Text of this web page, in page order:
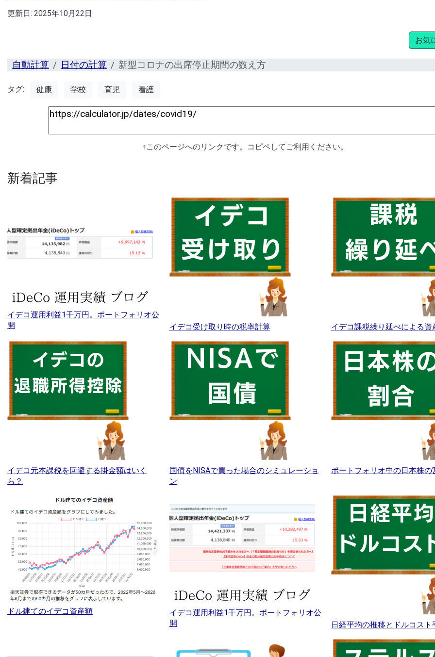
更新日: 2025年10月22日
お気
自動計算 日付の計算 新型コロナの出席停止期間の数え方
タグ: 健康 学校 育児 看護
↑このページへのリンクです。コピペしてご利用ください。
新着記事
イデコ運用利益1千万円。ポートフォリオ公
開
イデコ受け取り時の税率計算 イデコ課税繰り延べによる資
イデコ元本課税を回避する掛金額はいく
ら？
国債をNISAで買った場合のシミュレーショ
ン
ポートフォリオ中の日本株の
ドル建てのイデコ資産額
イデコ運用利益1千万円。ポートフォリオ公
開
日経平均の推移とドルコスト